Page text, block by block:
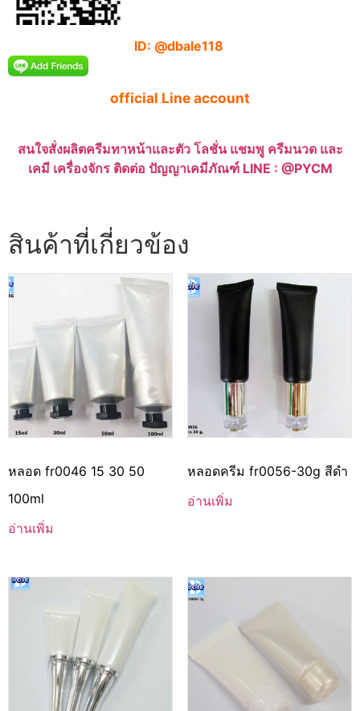
ID: @dbale118
official Line account
สนใจสั่งผลิตครีมทาหน้าและตัว โลชั่น แชมพู ครีมนวด และ
เคมี เครื่องจักร ติดต่อ ปัญญาเคมีภัณฑ์ LINE : @PYCM
สินค้าที่เกี่ยวข้อง
หลอด fr0046 15 30 50
100ml
อ่านเพิ่ม
หลอดครีม fr0056-30g สีดำ
อ่านเพิ่ม